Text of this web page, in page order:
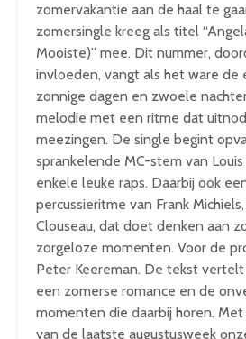
zomervakantie aan de haal te
zomersingle kreeg als titel
Mooiste)” mee. Dit nummer,
invloeden, vangt als het ware de
zonnige dagen en zwoele
melodie met een ritme dat
meezingen. De single begint
sprankelende MC-stem van
enkele leuke raps. Daarbij ook
percussieritme van Frank
Clouseau, dat doet denken aan
zorgeloze momenten. Voor de
Peter Keereman. De tekst
een zomerse romance en de
momenten die daarbij horen.
van de laatste augustusweek